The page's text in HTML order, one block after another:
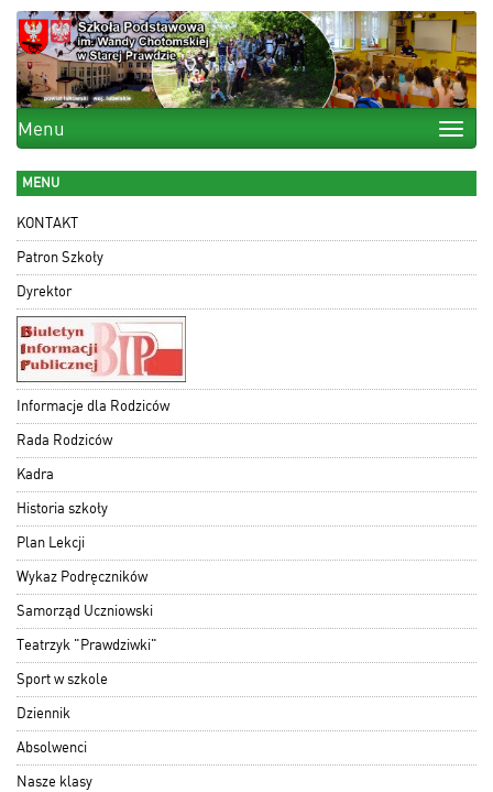
Toggle
Menu
MENU
KONTAKT
Patron Szkoły
Dyrektor
Informacje dla Rodziców
Rada Rodziców
Kadra
Historia szkoły
Plan Lekcji
Wykaz Podręczników
Samorząd Uczniowski
Teatrzyk "Prawdziwki"
Sport w szkole
Dziennik
Absolwenci
Nasze klasy